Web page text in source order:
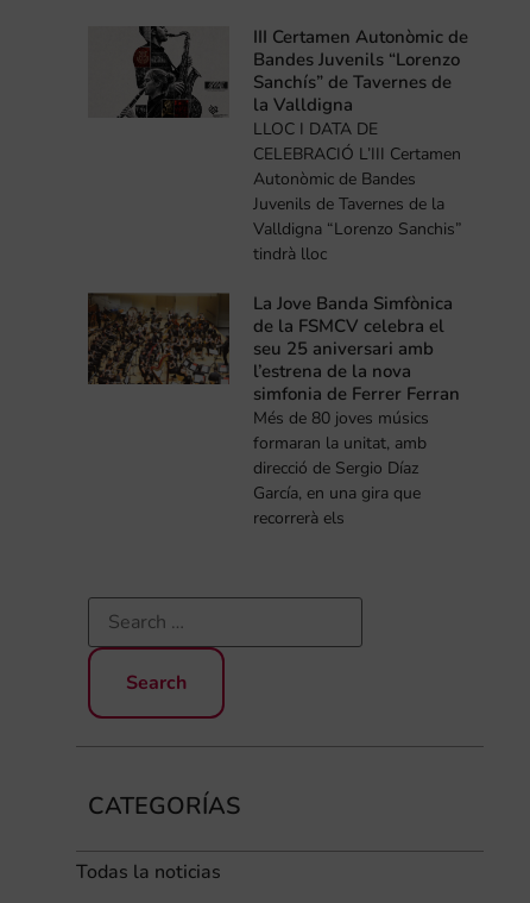
III Certamen Autonòmic de
Bandes Juvenils “Lorenzo
Sanchís” de Tavernes de
la Valldigna
LLOC I DATA DE
CELEBRACIÓ L’III Certamen
Autonòmic de Bandes
Juvenils de Tavernes de la
Valldigna “Lorenzo Sanchis”
tindrà lloc
La Jove Banda Simfònica
de la FSMCV celebra el
seu 25 aniversari amb
l’estrena de la nova
simfonia de Ferrer Ferran
Més de 80 joves músics
formaran la unitat, amb
direcció de Sergio Díaz
García, en una gira que
recorrerà els
CATEGORÍAS
Todas la noticias